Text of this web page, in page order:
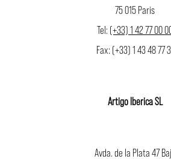
75 015 Paris
Tel: (+33) 1 42 77 00
Fax: (+33) 1 43 48 77
Artigo Iberica SL
Avda. de la Plata 47